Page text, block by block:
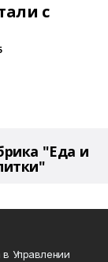
с
"Еда и
в Управлении